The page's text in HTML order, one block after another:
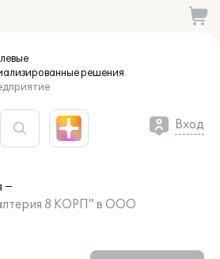
решения
Вход
8 КОРП" в ООО